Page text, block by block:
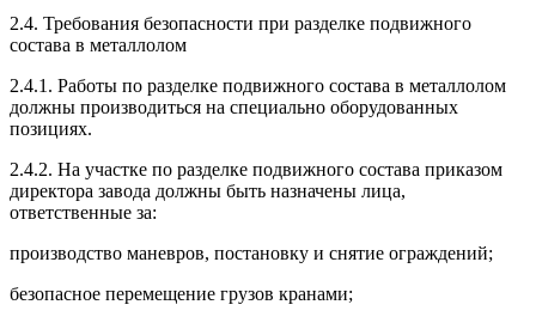
2.4. Требования безопасности при разделке подвижного
состава в металлолом
2.4.1. Работы по разделке подвижного состава в металлолом
должны производиться на специально оборудованных
позициях.
2.4.2. На участке по разделке подвижного состава приказом
директора завода должны быть назначены лица,
ответственные за:
производство маневров, постановку и снятие ограждений;
безопасное перемещение грузов кранами;